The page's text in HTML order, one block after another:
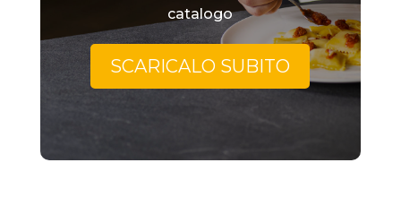
catalogo
SCARICALO SUBITO